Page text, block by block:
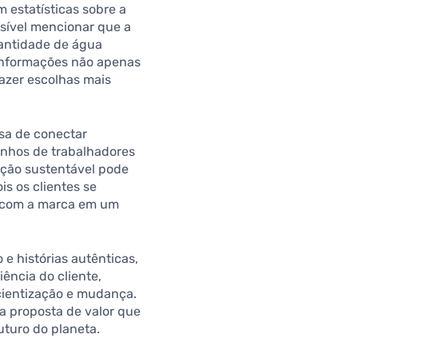
estatísticas sobre a
mencionar que a
de água
não apenas
escolhas mais
de conectar
de trabalhadores
sustentável pode
os clientes se
a marca em um
e histórias autênticas,
do cliente,
e mudança.
proposta de valor que
do planeta.